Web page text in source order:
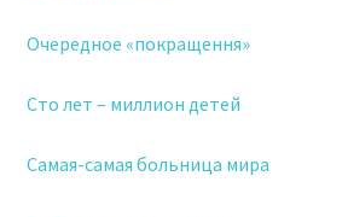
Очередное «покращення»
Сто лет – миллион детей
Самая-самая больница мира